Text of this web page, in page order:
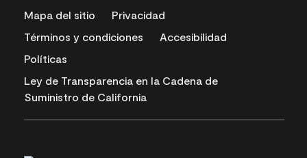
Mapa del sitio
Privacidad
Términos y condiciones
Accesibilidad
Políticas
Ley de Transparencia en la Cadena de
Suministro de California